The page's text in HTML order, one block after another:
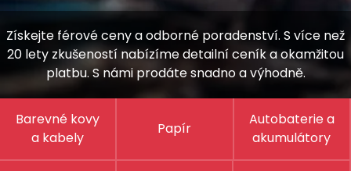
Získejte férové ceny a odborné poradenství. S více než
20 lety zkušeností nabízíme detailní ceník a okamžitou
platbu. S námi prodáte snadno a výhodně.
Barevné kovy
a kabely
Papír
Autobaterie a
akumulátory